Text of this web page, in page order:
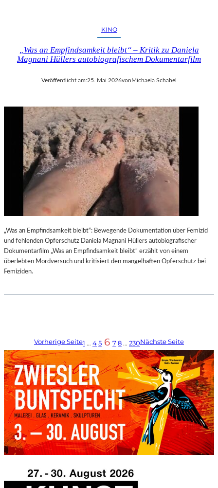
KINO
„Was an Empfindsamkeit bleibt“ – Kritik zu Daniela
Magnani Hüllers autobiografischem Dokumentarfilm
Veröffentlicht am:25. Mai 2026vonMichaela Schabel
„Was an Empfindsamkeit bleibt“: Bewegende Dokumentation über Femizid
und fehlenden Opferschutz Daniela Magnani Hüllers autobiografischer
Dokumentarfilm „Was an Empfindsamkeit bleibt“ erzählt von einem
überlebten Mordversuch und kritisiert den mangelhaften Opferschutz bei
Femiziden.
Vorherige Seite1 … 45 6 78 … 230Nächste Seite